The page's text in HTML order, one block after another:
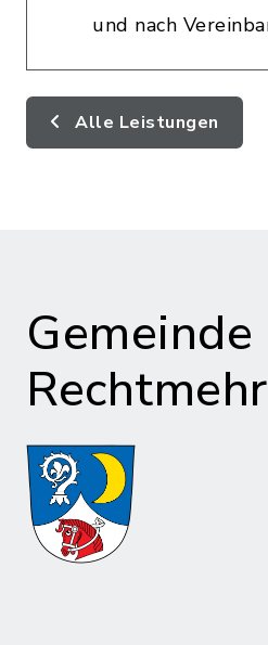
und nach
Alle Leistungen
Gemeinde